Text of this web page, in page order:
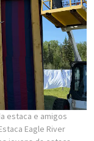
estaca e amigos
Eagle River